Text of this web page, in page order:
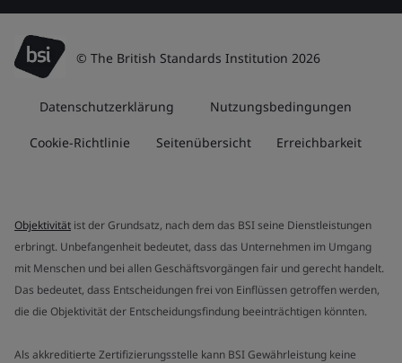
© The British Standards Institution 2026
Datenschutzerklärung Nutzungsbedingungen
Cookie-Richtlinie Seitenübersicht Erreichbarkeit
Objektivität ist der Grundsatz, nach dem das BSI seine Dienstleistungen
erbringt. Unbefangenheit bedeutet, dass das Unternehmen im Umgang
mit Menschen und bei allen Geschäftsvorgängen fair und gerecht handelt.
Das bedeutet, dass Entscheidungen frei von Einflüssen getroffen werden,
die die Objektivität der Entscheidungsfindung beeinträchtigen könnten.
Als akkreditierte Zertifizierungsstelle kann BSI Gewährleistung keine